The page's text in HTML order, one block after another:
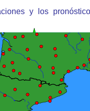
y los